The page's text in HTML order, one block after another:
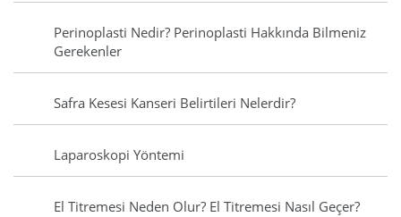
Perinoplasti Nedir? Perinoplasti Hakkında Bilmeniz
Gerekenler
Safra Kesesi Kanseri Belirtileri Nelerdir?
Laparoskopi Yöntemi
El Titremesi Neden Olur? El Titremesi Nasıl Geçer?